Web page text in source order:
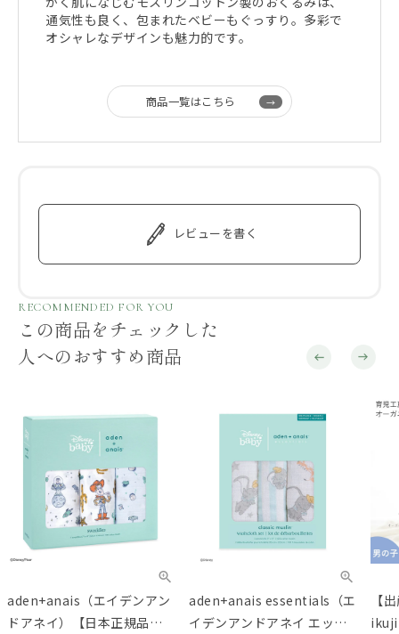
通気性も良く、包まれたベビーもぐっすり。多彩で
オシャレなデザインも魅力的です。
商品一覧はこちら
レビューを書く
RECOMMENDED FOR YOU
この商品をチェックした
人へのおすすめ商品
aden+anais（エイデンアン
ドアネイ）【日本正規品】
aden+anais essentials（エ
イデンアンドアネイ エッセ
【